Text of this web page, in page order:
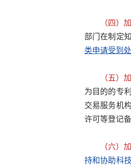
（四）
部门在制定
类申请受到
（五）
为目的的专
交易服务机
许可等登记
（六）
持和协助科